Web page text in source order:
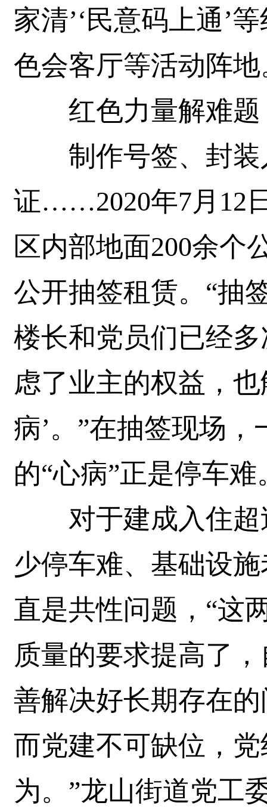
家清’‘民意码上通’
色会客厅等活动阵地
红色力量解难题
制作号签、封装
证……2020年7月12
区内部地面200余个
公开抽签租赁。“抽
楼长和党员们已经
虑了业主的权益，
病’。”在抽签现场
的“心病”正是停车难
对于建成入住超
少停车难、基础设
直是共性问题，“这
质量的要求提高了
善解决好长期存在
而党建不可缺位，
为。”龙山街道党工